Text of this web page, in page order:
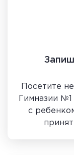
Посетите
Гимназии
с